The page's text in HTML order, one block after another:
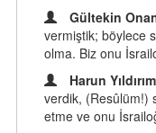
Gültekin
vermiştik; böylece
olma. Biz onu
Harun Yıldırım
verdik, (Resûlüm!)
etme ve onu